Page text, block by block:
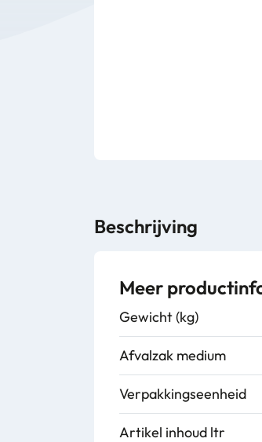
Beschrijving
Meer
Gewicht (kg)
Afvalzak medium
Verpakkingseenheid
Artikel inhoud ltr